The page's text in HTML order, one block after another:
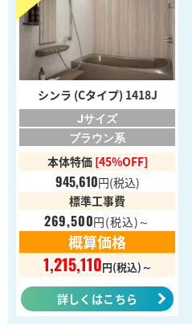
シンラ (Cタイプ) 1418J
Jサイズ
ブラウン系
本体特価 [45%OFF]
945,610円(税込)
標準工事費
269,500円(税込)～
概算価格
1,215,110円(税込)～
詳しくはこちら